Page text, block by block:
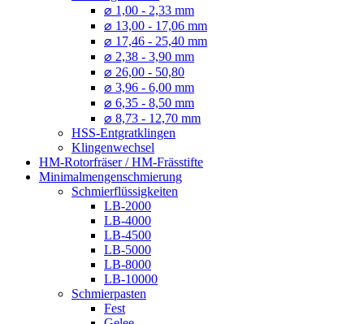
⌀ 1,00 - 2,33 mm
⌀ 13,00 - 17,06 mm
⌀ 17,46 - 25,40 mm
⌀ 2,38 - 3,90 mm
⌀ 26,00 - 50,80
⌀ 3,96 - 6,00 mm
⌀ 6,35 - 8,50 mm
⌀ 8,73 - 12,70 mm
HSS-Entgratklingen
Klingenwechsel
HM-Rotorfräser / HM-Frässtifte
Minimalmengenschmierung
Schmierflüssigkeiten
LB-2000
LB-4000
LB-4500
LB-5000
LB-8000
LB-10000
Schmierpasten
Fest